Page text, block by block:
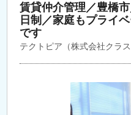
賃貸仲介管理／豊橋
日制／家庭もプライ
です
テクトピア（株式会社クラス